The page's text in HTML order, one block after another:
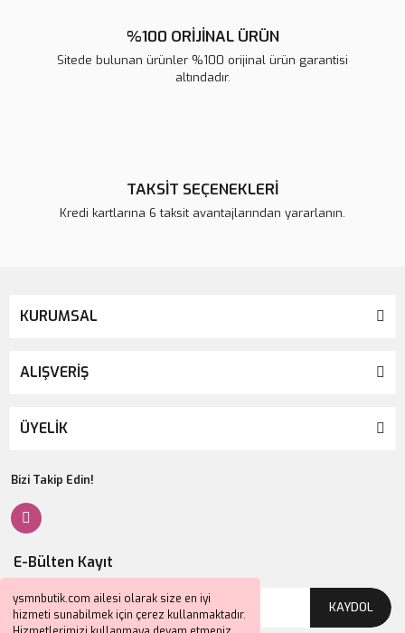
ysmnbutik.com ailesi olarak size en iyi
hizmeti sunabilmek için çerez kullanmaktadır.
%100 ORİJİNAL ÜRÜN
Sitede bulunan ürünler %100 orijinal ürün garantisi
altındadır.
TAKSİT SEÇENEKLERİ
Kredi kartlarına 6 taksit avantajlarından yararlanın.
KURUMSAL
ALIŞVERİŞ
ÜYELİK
Bizi Takip Edin!
E-Bülten Kayıt
KAYDOL